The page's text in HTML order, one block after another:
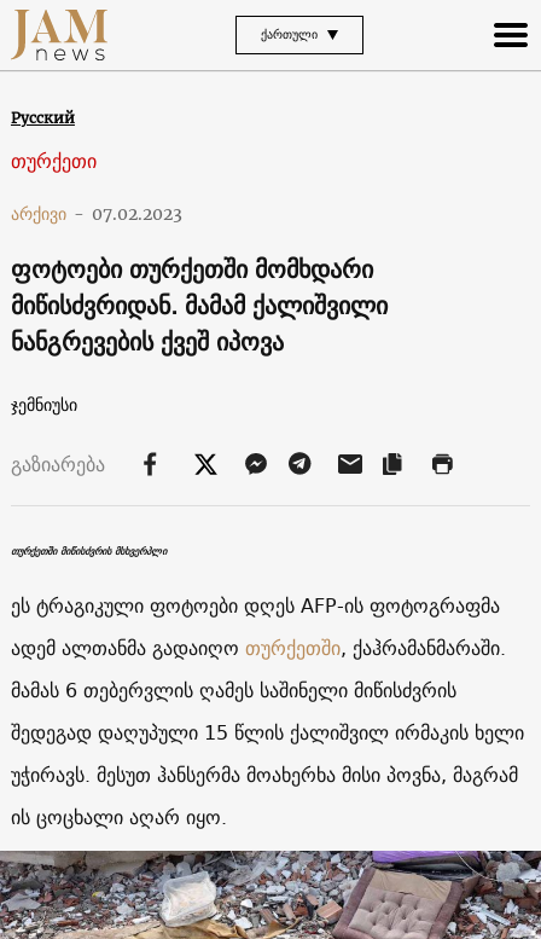
ᲥᲐᲠᲗᲣᲚᲘ
Русский
თურქეთი
არქივი - 07.02.2023
ფოტოები თურქეთში მომხდარი
მიწისძვრიდან. მამამ ქალიშვილი
ნანგრევების ქვეშ იპოვა
ჯემნიუსი
გაზიარება
თურქეთში მიწისძვრის მსხვერპლი
ეს ტრაგიკული ფოტოები დღეს AFP-ის ფოტოგრაფმა
ადემ ალთანმა გადაიღო თურქეთში, ქაჰრამანმარაში.
მამას 6 თებერვლის ღამეს საშინელი მიწისძვრის
შედეგად დაღუპული 15 წლის ქალიშვილ ირმაკის ხელი
უჭირავს. მესუთ ჰანსერმა მოახერხა მისი პოვნა, მაგრამ
ის ცოცხალი აღარ იყო.